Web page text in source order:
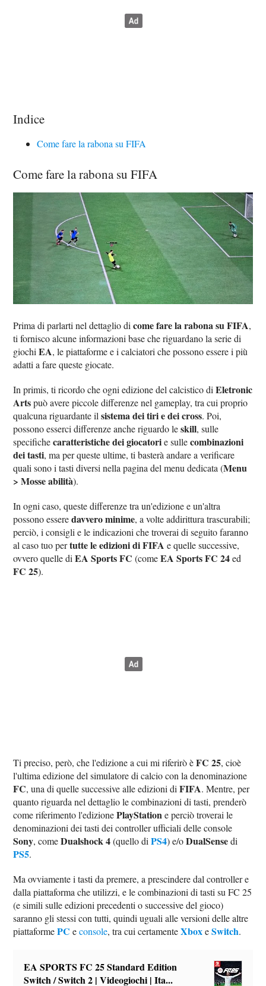
Indice
Come fare la rabona su FIFA
Come fare la rabona su FIFA
Prima di parlarti nel dettaglio dicome fare la rabona su FIFA,
ti fornisco alcune informazioni base che riguardano la serie di
giochiEA, le piattaforme e i calciatori che possono essere i più
adatti a fare queste giocate.
In primis, ti ricordo che ogni edizione del calcistico diEletronic
Artspuò avere piccole differenze nel gameplay, tra cui proprio
qualcuna riguardante ilsistema dei tiri e dei cross. Poi,
possono esserci differenze anche riguardo leskill, sulle
specifichecaratteristiche dei giocatorie sullecombinazioni
dei tasti, ma per queste ultime, ti basterà andare a verificare
quali sono i tasti diversi nella pagina del menu dedicata (Menu
> Mosse abilità).
In ogni caso, queste differenze tra un'edizione e un'altra
possono esseredavvero minime, a volte addirittura trascurabili;
perciò, i consigli e le indicazioni che troverai di seguito faranno
al caso tuo pertutte le edizioni di FIFA e quelle successive,
ovvero quelle diEA Sports FC (comeEA Sports FC 24ed
FC 25).
Ti preciso, però, che l'edizione a cui mi riferirò èFC 25, cioè
l'ultima edizione del simulatore di calcio con la denominazione
FC, una di quelle successive alle edizioni diFIFA. Mentre, per
quanto riguarda nel dettaglio le combinazioni di tasti, prenderò
come riferimento l'edizionePlayStatione perciò troverai le
denominazioni dei tasti dei controller ufficiali delle console
Sony, comeDualshock 4(quello diPS4) e/oDualSensedi
PS5.
Ma ovviamente i tasti da premere, a prescindere dal controller e
dalla piattaforma che utilizzi, e le combinazioni di tasti su FC 25
(e simili sulle edizioni precedenti o successive del gioco)
saranno gli stessi con tutti, quindi uguali alle versioni delle altre
piattaformePC econsole, tra cui certamenteXboxeSwitch.
EA SPORTS FC 25 Standard Edition
Switch / Switch 2 | Videogiochi | Ita...